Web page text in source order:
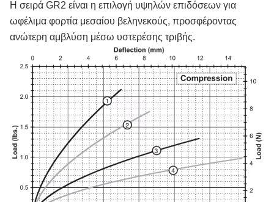
Η σειρά GR2 είναι η επιλογή υψηλών επιδόσεων για
ωφέλιμα φορτία μεσαίου βεληνεκούς, προσφέροντας
ανώτερη αμβλύση μέσω υστερέσης τριβής.